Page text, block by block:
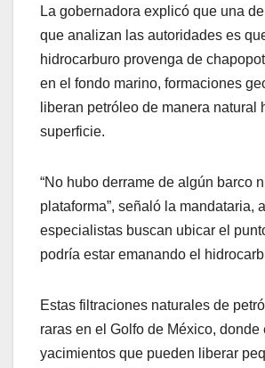
La gobernadora explicó que una
que analizan las autoridades es
hidrocarburo provenga de
en el fondo marino, formaciones
liberan petróleo de manera natural
superficie.
“No hubo derrame de algún barco
plataforma”, señaló la mandataria,
especialistas buscan ubicar el
podría estar emanando el
Estas filtraciones naturales de
raras en el Golfo de México, donde
yacimientos que pueden liberar